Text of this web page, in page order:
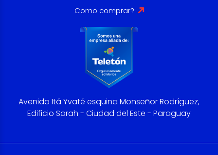
Como comprar?
Avenida Itá Yvaté esquina Monseñor Rodríguez,
Edificio Sarah - Ciudad del Este - Paraguay